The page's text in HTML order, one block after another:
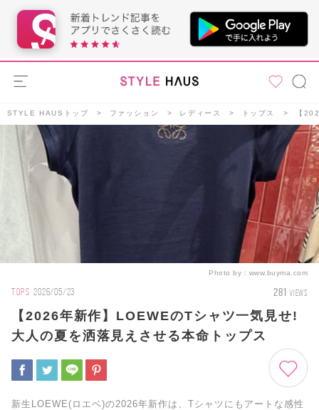
STYLE HAUSトップ ファッション レディース トップス 【
Photo by： www.buyma.com
TOPS 2026/05/23 281 VIEWS
【2026年新作】LOEWEのTシャツ一気見せ!
大人の夏を洒落見えさせる本命トップス
新生LOEWE(ロエベ)の2026年新作は、Tシャツにもアートな感性